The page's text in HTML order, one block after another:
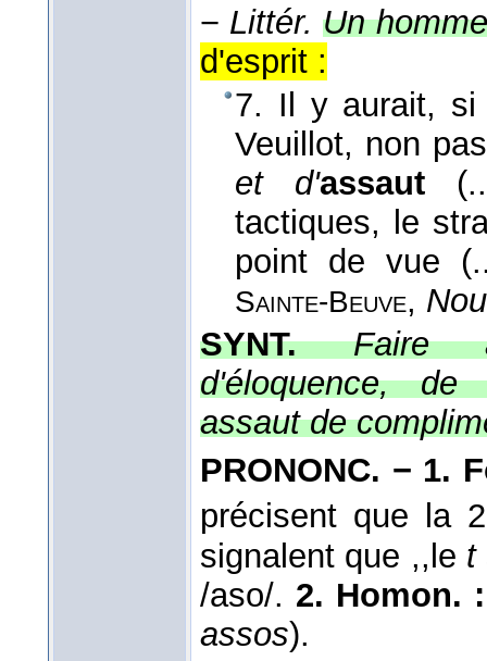
− Littér. Un
d'esprit :
7. Il y aurait, si
Veuillot, non
et d'assaut
tactiques, le
point de vue
Sainte-Beuve,
SYNT.Faire
d'éloquence, de
assaut de
PRONONC. − 1.
précisent que la 2
signalent que ,,le t
/aso/. 2. Homon.
assos).